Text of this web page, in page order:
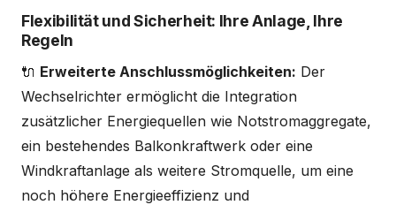
Flexibilität und Sicherheit: Ihre Anlage, Ihre
Regeln
🔌 Erweiterte Anschlussmöglichkeiten: Der
Wechselrichter ermöglicht die Integration
zusätzlicher Energiequellen wie Notstromaggregate,
ein bestehendes Balkonkraftwerk oder eine
Windkraftanlage als weitere Stromquelle, um eine
noch höhere Energieeffizienz und